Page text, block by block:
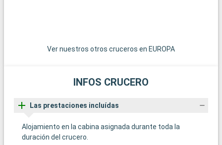
Ver nuestros otros cruceros en EUROPA
INFOS CRUCERO
Las prestaciones incluídas
Alojamiento en la cabina asignada durante toda la
duración del crucero.